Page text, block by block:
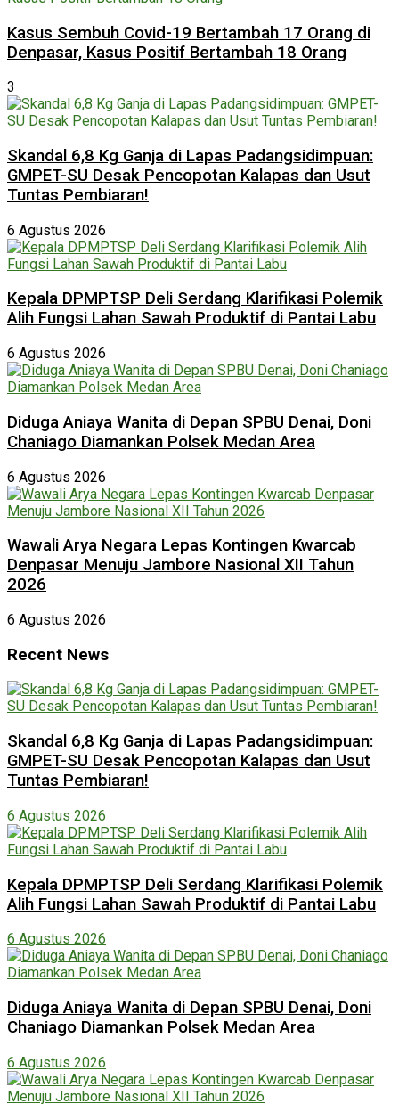
Kasus Sembuh Covid-19 Bertambah 17 Orang di
Denpasar, Kasus Positif Bertambah 18 Orang
3
Skandal 6,8 Kg Ganja di Lapas Padangsidimpuan:
GMPET-SU Desak Pencopotan Kalapas dan Usut
Tuntas Pembiaran!
6 Agustus 2026
Kepala DPMPTSP Deli Serdang Klarifikasi Polemik
Alih Fungsi Lahan Sawah Produktif di Pantai Labu
6 Agustus 2026
Diduga Aniaya Wanita di Depan SPBU Denai, Doni
Chaniago Diamankan Polsek Medan Area
6 Agustus 2026
Wawali Arya Negara Lepas Kontingen Kwarcab
Denpasar Menuju Jambore Nasional XII Tahun
2026
6 Agustus 2026
Recent News
Skandal 6,8 Kg Ganja di Lapas Padangsidimpuan:
GMPET-SU Desak Pencopotan Kalapas dan Usut
Tuntas Pembiaran!
6 Agustus 2026
Kepala DPMPTSP Deli Serdang Klarifikasi Polemik
Alih Fungsi Lahan Sawah Produktif di Pantai Labu
6 Agustus 2026
Diduga Aniaya Wanita di Depan SPBU Denai, Doni
Chaniago Diamankan Polsek Medan Area
6 Agustus 2026